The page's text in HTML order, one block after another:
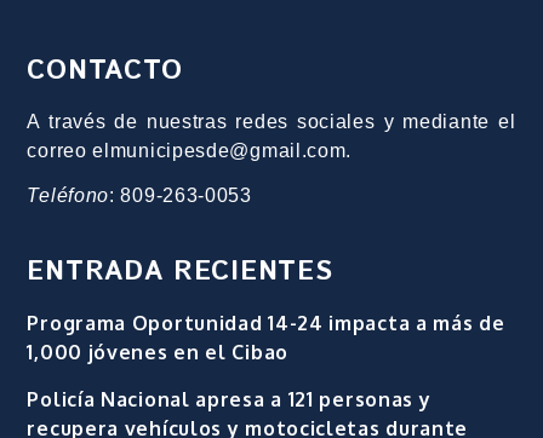
CONTACTO
A través de nuestras redes sociales y mediante el
correo elmunicipesde@gmail.com.
Teléfono: 809-263-0053
ENTRADA RECIENTES
Programa Oportunidad 14-24 impacta a más de
1,000 jóvenes en el Cibao
Policía Nacional apresa a 121 personas y
recupera vehículos y motocicletas durante